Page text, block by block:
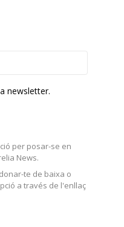
newsletter.
per posar-se en
News.
te de baixa o
a través de l'enllaç